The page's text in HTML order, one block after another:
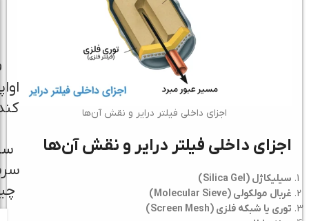
اجزای داخلی فیلتر درایر و نقش آن‌ها
اجزای داخلی فیلتر درایر و نقش آن‌ها
سیلیکاژل (Silica Gel)
غربال مولکولی (Molecular Sieve)
توری یا شبکه فلزی (Screen Mesh)